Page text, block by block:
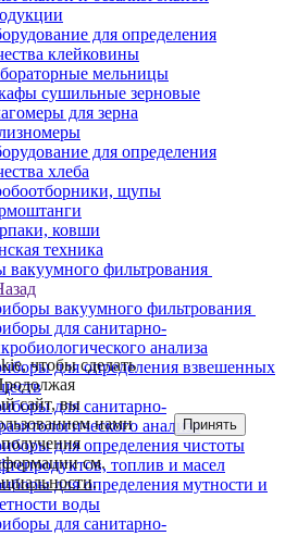
для определения
клейковины
мельницы
сушильные зерновые
для зерна
для определения
хлеба
щупы
ковши
техника
вакуумного фильтрования
вакуумного фильтрования
для санитарно-
анализа
для определения взвешенных
для санитарно-
анализа
для определения чистоты
топлив и масел
для определения мутности и
воды
для санитарно-
чтобы сделать
сайт, вы
нами
см.
.
Принять